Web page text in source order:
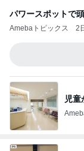
パワースポットで
Amebaトピックス 2
児童